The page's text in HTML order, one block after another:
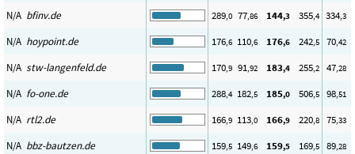
N/A bfinv.de 289,0 77,86 144,3 355,4 334,3
N/A hoypoint.de 176,6 110,6 176,6 242,5 70,42
N/A stw-langenfeld.de 170,9 91,92 183,4 255,2 47,28
N/A fo-one.de 288,4 182,5 185,0 506,5 98,51
N/A rtl2.de 166,9 113,0 166,9 220,8 75,33
N/A bbz-bautzen.de 159,5 149,6 159,5 169,5 89,28